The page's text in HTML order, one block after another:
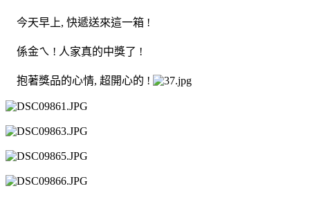
今天早上, 快遞送來這一箱 !
係金ㄟ ! 人家真的中獎了 !
抱著獎品的心情, 超開心的 !